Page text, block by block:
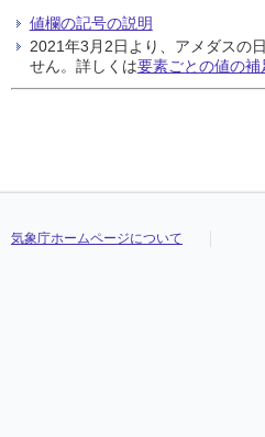
17.6
23
0.0 17.6
24
0.0 16.8 ///
17.6
23
0.0 17.6
24
0.0 16.8 ///
17.6
23
0.0 17.6
24
0.0 16.8 ///
17.6
23
0.0 17.6
24
0.0 16.8 ///
値欄の記号の説明
2021年3月2日より、アメダスの
せん。詳しくは要素ごとの値の補
気象庁ホームページについて